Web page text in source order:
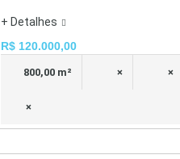
+ Detalhes
R$ 120.000,00
800,00 m² × ×
×